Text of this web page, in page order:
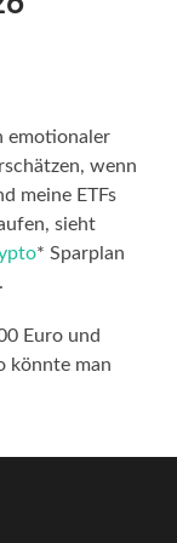
emotionaler
wenn
meine ETFs
sieht
* Sparplan
Euro und
könnte man